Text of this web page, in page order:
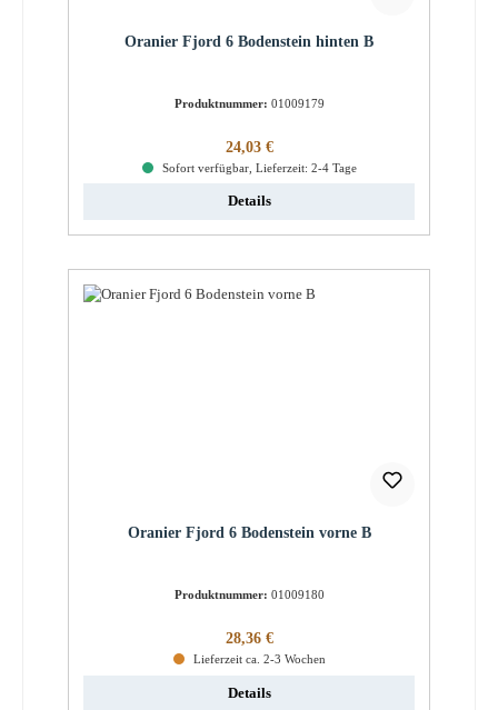
Oranier Fjord 6 Bodenstein hinten B
Produktnummer: 01009179
Regulärer Preis:
24,03 €
Sofort verfügbar, Lieferzeit: 2-4 Tage
Details
Oranier Fjord 6 Bodenstein vorne B
Produktnummer: 01009180
Regulärer Preis:
28,36 €
Lieferzeit ca. 2-3 Wochen
Details